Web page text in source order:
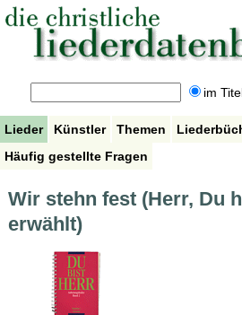
im
Lieder Künstler Themen
Häufig gestellte Fragen
Wir stehn fest (Herr, Du
erwählt)